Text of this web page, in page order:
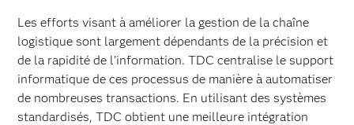
Les efforts visant à améliorer la gestion de la chaîne
logistique sont largement dépendants de la précision et
de la rapidité de l’information. TDC centralise le support
informatique de ces processus de manière à automatiser
de nombreuses transactions. En utilisant des systèmes
standardisés, TDC obtient une meilleure intégration